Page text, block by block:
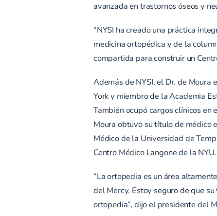
avanzada en trastornos óseos y
“NYSI ha creado una práctica
medicina ortopédica y de la
compartida para construir un
Además de NYSI, el Dr. de
York y miembro de la Academia
También ocupó cargos clínicos
Moura obtuvo su título de médico
Médico de la Universidad de
Centro Médico Langone de la
“La ortopedia es un área
del Mercy. Estoy seguro de que
ortopedia”, dijo el presidente del